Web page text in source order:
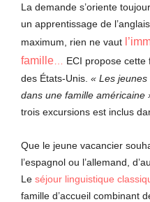
La demande s’oriente
un apprentissage de
maximum, rien ne vaut
famille
ECI propose cette
des États-Unis. « Les
dans une famille américaine
trois excursions est inclus
Que le jeune vacancier
l’espagnol ou l’allemand,
Le séjour linguistique
famille d’accueil combinant